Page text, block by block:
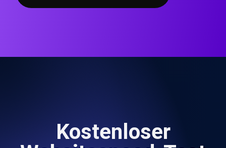
Kostenloser